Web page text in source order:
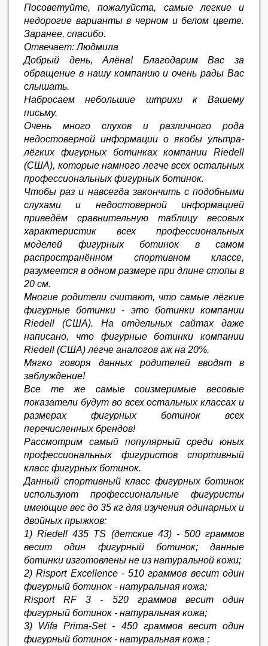
Посоветуйте, пожалуйста, самые легкие и
недорогие варианты в черном и белом цвете.
Заранее, спасибо.
Отвечает: Людмила
Добрый день, Алёна! Благодарим Вас за
обращение в нашу компанию и очень рады Вас
слышать.
Набросаем небольшие штрихи к Вашему
письму.
Очень много слухов и различного рода
недостоверной информации о якобы ультра-
лёгких фигурных ботинках компании Riedell
(США), которые намного легче всех остальных
профессиональных фигурных ботинок.
Чтобы раз и навсегда закончить с подобными
слухами и недостоверной информацией
приведём сравнительную таблицу весовых
характеристик всех профессиональных
моделей фигурных ботинок в самом
распространённом спортивном классе,
разумеется в одном размере при длине стопы в
20 см.
Многие родители считают, что самые лёгкие
фигурные ботинки - это ботинки компании
Riedell (США). На отдельных сайтах даже
написано, что фигурные ботинки компании
Riedell (США) легче аналогов аж на 20%.
Мягко говоря данных родителей вводят в
заблуждение!
Все те же самые соизмеримые весовые
показатели будут во всех остальных классах и
размерах фигурных ботинок всех
перечисленных брендов!
Рассмотрим самый популярный среди юных
профессиональных фигуристов спортивный
класс фигурных ботинок.
Данный спортивный класс фигурных ботинок
используют профессиональные фигуристы
имеющие вес до 35 кг для изучения одинарных и
двойных прыжков:
1) Riedell 435 TS (детские 43) - 500 граммов
весит один фигурный ботинок; данные
ботинки изготовлены не из натуральной кожи;
2) Risport Excellence - 510 граммов весит один
фигурный ботинок - натуральная кожа;
Risport RF 3 - 520 граммов весит один
фигурный ботинок - натуральная кожа;
3) Wifa Prima-Set - 450 граммов весит один
фигурный ботинок - натуральная кожа ;